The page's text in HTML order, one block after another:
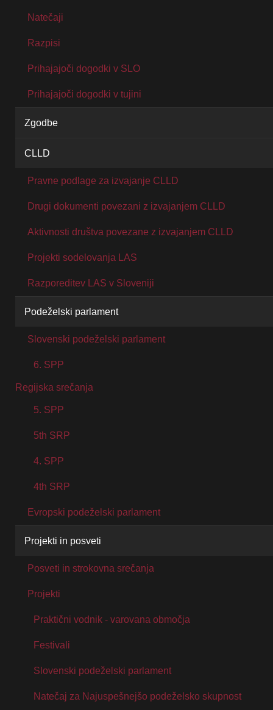
Natečaji
Razpisi
Prihajajoči dogodki v SLO
Prihajajoči dogodki v tujini
Zgodbe
CLLD
Pravne podlage za izvajanje CLLD
Drugi dokumenti povezani z izvajanjem CLLD
Aktivnosti društva povezane z izvajanjem CLLD
Projekti sodelovanja LAS
Razporeditev LAS v Sloveniji
Podeželski parlament
Slovenski podeželski parlament
6. SPP
Regijska srečanja
5. SPP
5th SRP
4. SPP
4th SRP
Evropski podeželski parlament
Projekti in posveti
Posveti in strokovna srečanja
Projekti
Praktični vodnik - varovana območja
Festivali
Slovenski podeželski parlament
Natečaj za Najuspešnejšo podeželsko skupnost